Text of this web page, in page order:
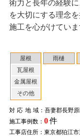
屋根
瓦屋根
金属屋根
その他
雨樋
対応地域：吾妻郡長野
施工事例数： 0件
工事店住所：東京都狛江市
術力と長年の経験
を大切にする理念
施工を心がけていま